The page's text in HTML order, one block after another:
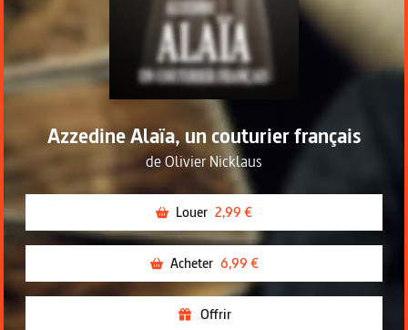
Azzedine Alaïa, un couturier français
deOlivier Nicklaus
Louer 2,99 €
Acheter 6,99 €
Offrir